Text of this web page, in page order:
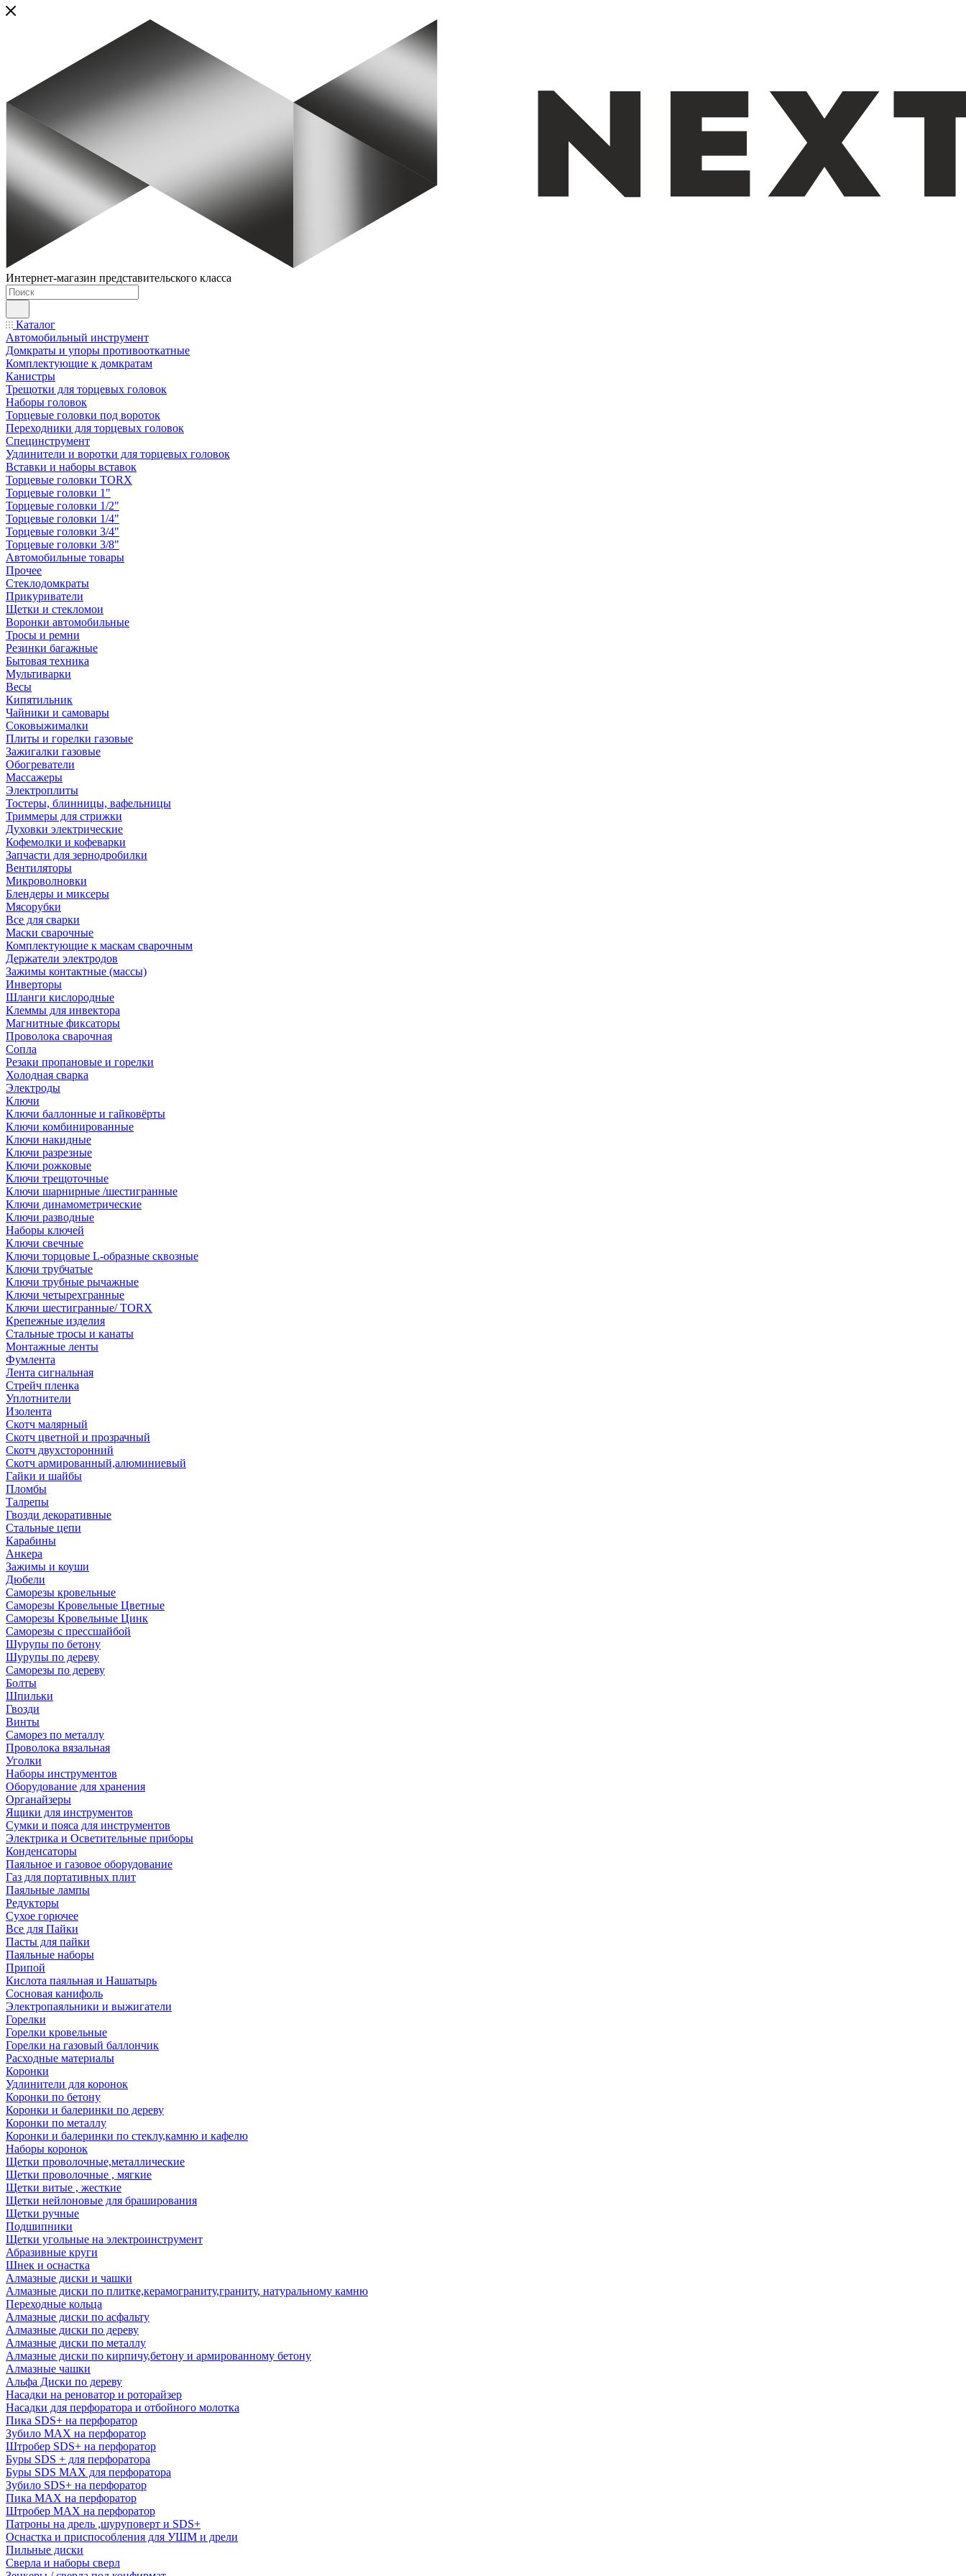
Интернет-магазин представительского класса
Каталог
Автомобильный инструмент
Домкраты и упоры противооткатные
Комплектующие к домкратам
Канистры
Трещотки для торцевых головок
Наборы головок
Торцевые головки под вороток
Переходники для торцевых головок
Специнструмент
Удлинители и воротки для торцевых головок
Вставки и наборы вставок
Торцевые головки TORX
Торцевые головки 1"
Торцевые головки 1/2"
Торцевые головки 1/4"
Торцевые головки 3/4"
Торцевые головки 3/8"
Автомобильные товары
Прочее
Стеклодомкраты
Прикуриватели
Щетки и стекломои
Воронки автомобильные
Тросы и ремни
Резинки багажные
Бытовая техника
Мультиварки
Весы
Кипятильник
Чайники и самовары
Соковыжималки
Плиты и горелки газовые
Зажигалки газовые
Обогреватели
Массажеры
Электроплиты
Тостеры, блинницы, вафельницы
Триммеры для стрижки
Духовки электрические
Кофемолки и кофеварки
Запчасти для зернодробилки
Вентиляторы
Микроволновки
Блендеры и миксеры
Мясорубки
Все для сварки
Маски сварочные
Комплектующие к маскам сварочным
Держатели электродов
Зажимы контактные (массы)
Инверторы
Шланги кислородные
Клеммы для инвектора
Магнитные фиксаторы
Проволока сварочная
Сопла
Резаки пропановые и горелки
Холодная сварка
Электроды
Ключи
Ключи баллонные и гайковёрты
Ключи комбинированные
Ключи накидные
Ключи разрезные
Ключи рожковые
Ключи трещоточные
Ключи шарнирные /шестигранные
Ключи динамометрические
Ключи разводные
Наборы ключей
Ключи свечные
Ключи торцовые L-образные сквозные
Ключи трубчатые
Ключи трубные рычажные
Ключи четырехгранные
Ключи шестигранные/ TORX
Крепежные изделия
Стальные тросы и канаты
Монтажные ленты
Фумлента
Лента сигнальная
Стрейч пленка
Уплотнители
Изолента
Скотч малярный
Скотч цветной и прозрачный
Скотч двухсторонний
Скотч армированный,алюминиевый
Гайки и шайбы
Пломбы
Талрепы
Гвозди декоративные
Стальные цепи
Карабины
Анкера
Зажимы и коуши
Дюбели
Саморезы кровельные
Саморезы Кровельные Цветные
Саморезы Кровельные Цинк
Саморезы с прессшайбой
Шурупы по бетону
Шурупы по дереву
Саморезы по дереву
Болты
Шпильки
Гвозди
Винты
Саморез по металлу
Проволока вязальная
Уголки
Наборы инструментов
Оборудование для хранения
Органайзеры
Ящики для инструментов
Сумки и пояса для инструментов
Электрика и Осветительные приборы
Конденсаторы
Паяльное и газовое оборудование
Газ для портативных плит
Паяльные лампы
Редукторы
Сухое горючее
Все для Пайки
Пасты для пайки
Паяльные наборы
Припой
Кислота паяльная и Нашатырь
Сосновая канифоль
Электропаяльники и выжигатели
Горелки
Горелки кровельные
Горелки на газовый баллончик
Расходные материалы
Коронки
Удлинители для коронок
Коронки по бетону
Коронки и балеринки по дереву
Коронки по металлу
Коронки и балеринки по стеклу,камню и кафелю
Наборы коронок
Щетки проволочные,металлические
Щетки проволочные , мягкие
Щетки витые , жесткие
Щетки нейлоновые для браширования
Щетки ручные
Подшипники
Щетки угольные на электроинструмент
Абразивные круги
Шнек и оснастка
Алмазные диски и чашки
Алмазные диски по плитке,керамограниту,граниту, натуральному камню
Переходные кольца
Алмазные диски по асфальту
Алмазные диски по дереву
Алмазные диски по металлу
Алмазные диски по кирпичу,бетону и армированному бетону
Алмазные чашки
Альфа Диски по дереву
Насадки на реноватор и роторайзер
Насадки для перфоратора и отбойного молотка
Пика SDS+ на перфоратор
Зубило MAX на перфоратор
Штробер SDS+ на перфоратор
Буры SDS + для перфоратора
Буры SDS MAX для перфоратора
Зубило SDS+ на перфоратор
Пика MAX на перфоратор
Штробер MAX на перфоратор
Патроны на дрель ,шуруповерт и SDS+
Оснастка и приспособления для УШМ и дрели
Пильные диски
Сверла и наборы сверл